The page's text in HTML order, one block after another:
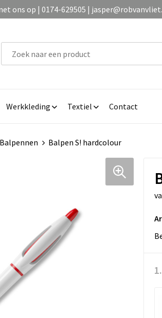
ons op | 0174-629505 |
Werkkleding Textiel Contact
Balpennen Balpen S! hardcolour